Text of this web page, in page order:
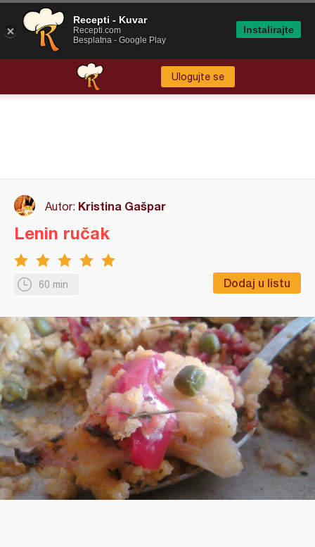
Ulogujte se
Autor: Kristina Gašpar
60 min Dodaj u listu
Lenin ručak
Recepti - Kuvar
Recepti.com
Besplatna - Google Play
Instalirajte